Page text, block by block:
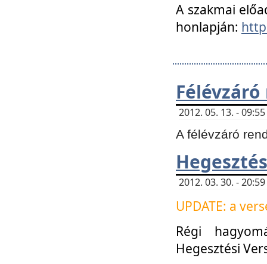
A szakmai
honlapján:
2012. 05. 13. -
A félévzáró
2012. 03. 30. -
UPDATE: a
Régi
Hegesztési